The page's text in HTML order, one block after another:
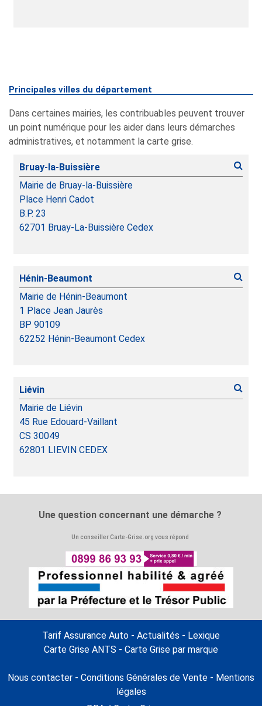
Principales villes du département
Dans certaines mairies, les contribuables peuvent trouver
un point numérique pour les aider dans leurs démarches
administratives, et notamment la carte grise.
Bruay-la-Buissière
Mairie de Bruay-la-Buissière
Place Henri Cadot
B.P. 23
62701 Bruay-La-Buissière Cedex
Hénin-Beaumont
Mairie de Hénin-Beaumont
1 Place Jean Jaurès
BP 90109
62252 Hénin-Beaumont Cedex
Liévin
Mairie de Liévin
45 Rue Edouard-Vaillant
CS 30049
62801 LIEVIN CEDEX
Une question concernant une démarche ?
Un conseiller Carte-Grise.org vous répond
Tarif Assurance Auto - Actualités - Lexique
Carte Grise ANTS - Carte Grise par marque
Nous contacter - Conditions Générales de Vente - Mentions
légales